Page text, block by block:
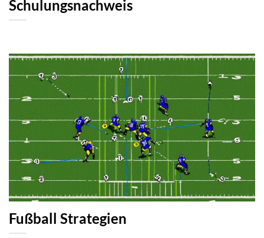
Schulungsnachweis
Fußball Strategien